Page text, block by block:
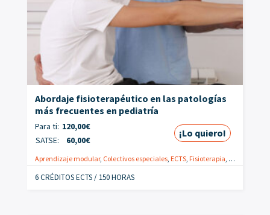
Abordaje fisioterapéutico en las patologías
más frecuentes en pediatría
Para ti: 120,00€
SATSE:
60,00€
¡Lo quiero!
Aprendizaje modular, Colectivos especiales, ECTS, Fisioterapia, Online
6 CRÉDITOS ECTS / 150 HORAS